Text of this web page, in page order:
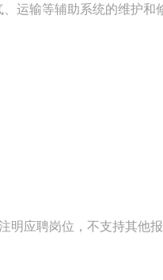
运输等辅助系统的维护和
明应聘岗位，不支持其他报